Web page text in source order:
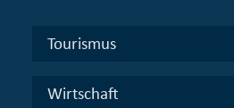
Tourismus
Wirtschaft